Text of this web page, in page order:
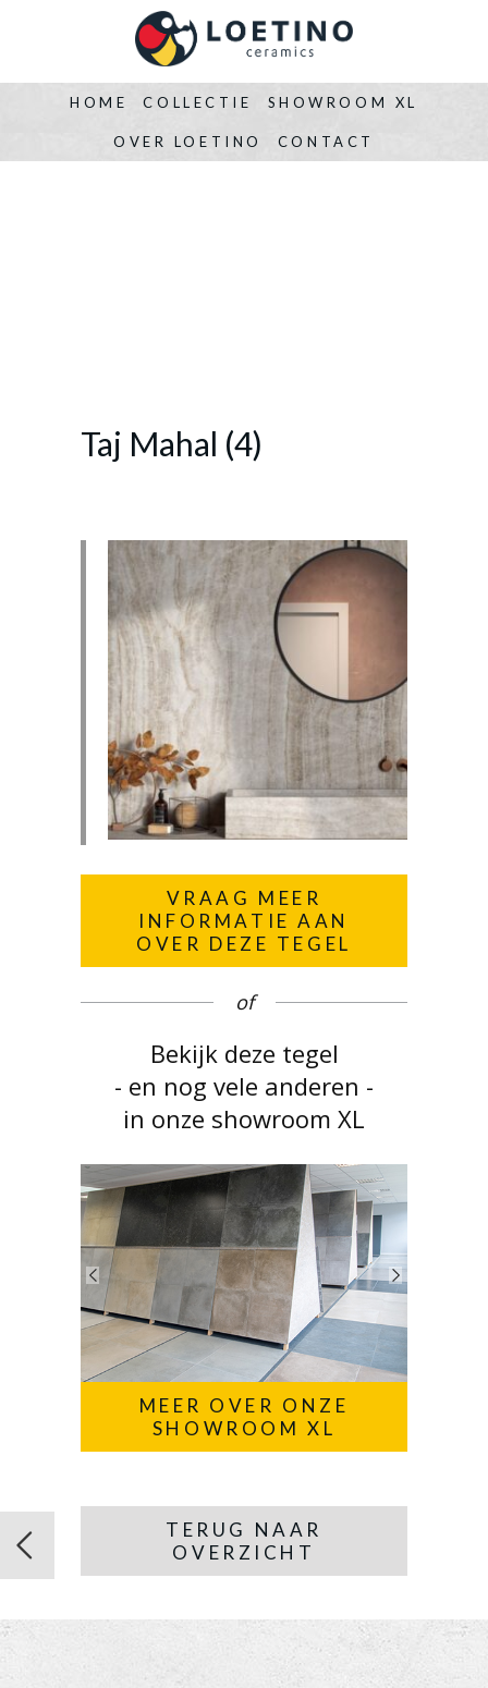
HOME COLLECTIE SHOWROOM XL
OVER LOETINO CONTACT
Taj Mahal (4)
VRAAG MEER
INFORMATIE AAN
OVER DEZE TEGEL
of
Bekijk deze tegel
- en nog vele anderen -
in onze showroom XL
MEER OVER ONZE
SHOWROOM XL
TERUG NAAR
OVERZICHT